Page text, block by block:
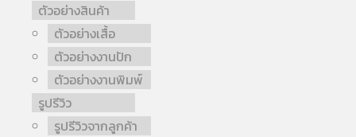
ตัวอย่างสินค้า
ตัวอย่างเสื้อ
ตัวอย่างงานปัก
ตัวอย่างงานพิมพ์
รูปรีวิว
รูปรีวิวจากลูกค้า